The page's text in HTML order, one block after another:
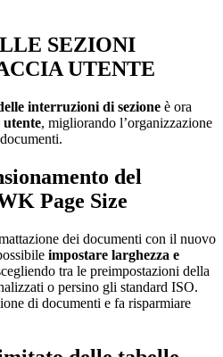
SEZIONI
UTENTE
interruzioni di sezione è ora
utente, migliorando l’organizzazione
del
Page Size
dei documenti con il nuovo
impostare larghezza e
tra le preimpostazioni della
o persino gli standard ISO.
di documenti e fa risparmiare